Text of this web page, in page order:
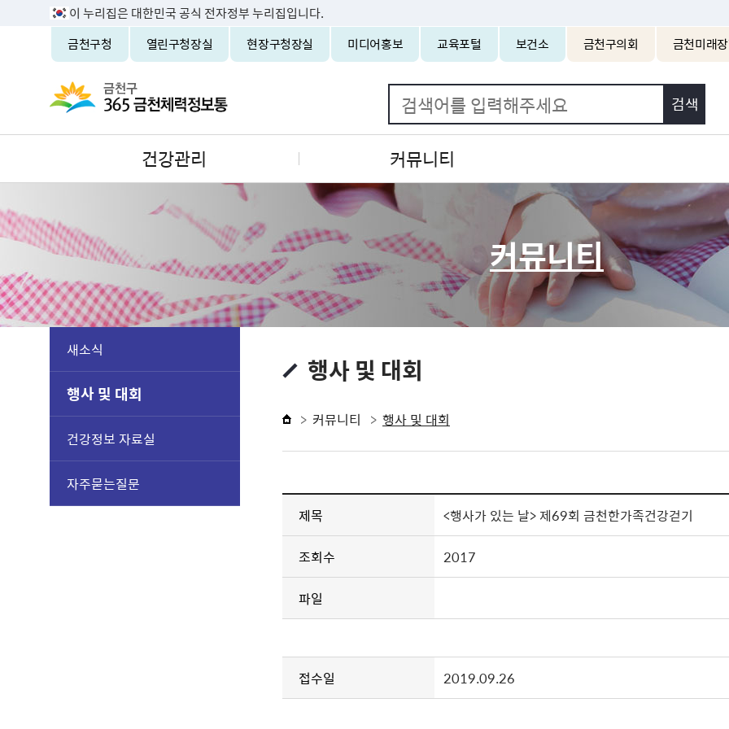
이 누리집은 대한민국 공식 전자정부 누리집입니다.
금천구청
열린구청장실 현장구청장실 미디어홍보 교육포털 보건소 금천구의회 금천미래
건강관리 커뮤니티
커뮤니티
새소식
행사 및 대회
건강정보 자료실
자주묻는질문
행사 및 대회
커뮤니티 행사 및 대회
제목 <행사가 있는 날> 제69회 금천한가족건강걷기
조회수 2017
파일
접수일 2019.09.26